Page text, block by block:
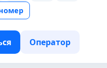
Оператор